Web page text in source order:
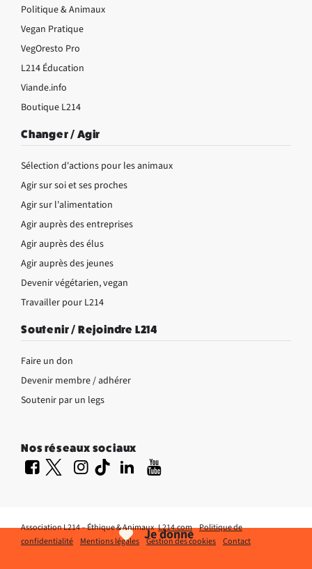
Je donne
Politique & Animaux
Vegan Pratique
VegOresto Pro
L214 Éducation
Viande.info
Boutique L214
Changer / Agir
Sélection d'actions pour les animaux
Agir sur soi et ses proches
Agir sur l'alimentation
Agir auprès des entreprises
Agir auprès des élus
Agir auprès des jeunes
Devenir végétarien, vegan
Travailler pour L214
Soutenir / Rejoindre L214
Faire un don
Devenir membre / adhérer
Soutenir par un legs
Nos réseaux sociaux
Association L214 – Éthique & AnimauxL214.com Politique de
confidentialité
Mentions légales Gestion des cookies Contact